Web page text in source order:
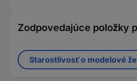
Zodpovedajúce položky
Starostlivosť o modelové